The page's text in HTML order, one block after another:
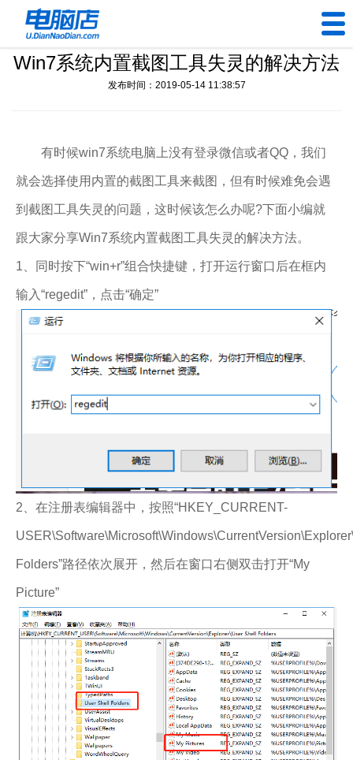
U盘工具
帮助中心
装机问题
Win7系统内置截图工具失灵的解决方法
发布时间：2019-05-14 11:38:57
有时候win7系统电脑上没有登录微信或者QQ，我们
就会选择使用内置的截图工具来截图，但有时候难免会遇
到截图工具失灵的问题，这时候该怎么办呢?下面小编就
跟大家分享Win7系统内置截图工具失灵的解决方法。
1、同时按下“win+r”组合快捷键，打开运行窗口后在框内
输入“regedit”，点击“确定”
2、在注册表编辑器中，按照“HKEY_CURRENT-
Folders”路径依次展开，然后在窗口右侧双击打开“My
Picture”